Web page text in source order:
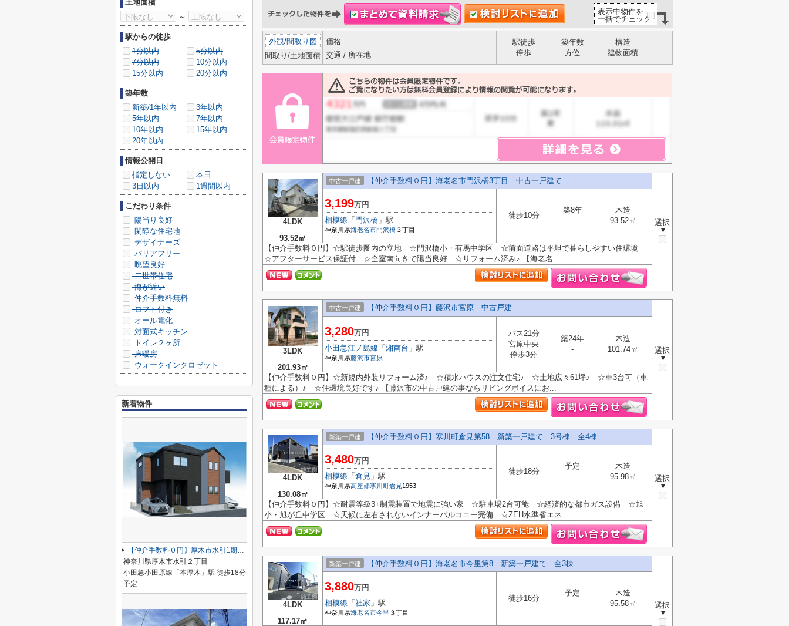
表示中物件を
一括でチェック
外観/間取り図
間取り/土地面積
価格
交通 / 所在地
駅徒歩
停歩
築年数
方位
構造
建物面積
4LDK
93.52㎡
中古一戸建 【仲介手数料０円】海老名市門沢橋3丁目 中古一戸建て
選択
▼
3,199万円
相模線 「 門沢橋 」駅
神奈川県海老名市門沢橋３丁目
徒歩10分
築8年
-
木造
93.52㎡
【仲介手数料０円】☆駅徒歩圏内の立地 ☆門沢橋小・有馬中学区 ☆前面道路は平坦で暮らしやすい住環境
☆アフターサービス保証付 ☆全室南向きで陽当良好 ☆リフォーム済み♪ 【海老名...
3LDK
201.93㎡
中古一戸建 【仲介手数料０円】藤沢市宮原 中古戸建
選択
▼
3,280万円
小田急江ノ島線 「 湘南台 」駅
神奈川県藤沢市宮原
バス21分
宮原中央
停歩3分
築24年
-
木造
101.74㎡
【仲介手数料０円】☆新規内外装リフォーム済♪ ☆積水ハウスの注文住宅♪ ☆土地広々61坪♪ ☆車3台可（車
種による）♪ ☆住環境良好です♪ 【藤沢市の中古戸建の事ならリビングボイスにお...
4LDK
130.08㎡
新築一戸建 【仲介手数料０円】寒川町倉見第58 新築一戸建て 3号棟 全4棟
選択
▼
3,480万円
相模線 「 倉見 」駅
神奈川県高座郡寒川町倉見 1953
徒歩18分
予定
-
木造
95.98㎡
【仲介手数料０円】☆耐震等級3+制震装置で地震に強い家 ☆駐車場2台可能 ☆経済的な都市ガス設備 ☆旭
小・旭が丘中学区 ☆天候に左右されないインナーバルコニー完備 ☆ZEH水準省エネ...
4LDK
117.17㎡
新築一戸建 【仲介手数料０円】海老名市今里第8 新築一戸建て 全3棟
選択
▼
3,880万円
相模線 「 社家 」駅
神奈川県海老名市今里 ３丁目
徒歩16分
予定
-
木造
95.58㎡
土地面積
～
駅からの徒歩
1分以内
5分以内
7分以内
10分以内
15分以内
20分以内
築年数
新築/1年以内
3年以内
5年以内
7年以内
10年以内
15年以内
20年以内
情報公開日
指定しない
本日
3日以内
1週間以内
こだわり条件
陽当り良好
閑静な住宅地
デザイナーズ
バリアフリー
眺望良好
二世帯住宅
海が近い
仲介手数料無料
ロフト付き
オール電化
対面式キッチン
トイレ２ヶ所
床暖房
ウォークインクロゼット
新着物件
【仲介手数料０円】厚木市水引1期 新築一戸建て 全2棟
神奈川県厚木市水引２丁目
小田急小田原線「本厚木」駅 徒歩18分
予定